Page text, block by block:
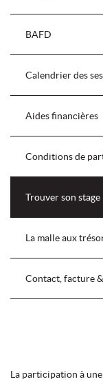
BAFD
Calendrier des
Aides financières
Conditions de
Trouver son stage
La malle aux
Contact, facture
La participation à une